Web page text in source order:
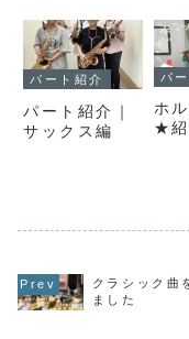
パート紹介
パート紹介｜
サックス編
パ
ホ
★紹
クラシック曲
ました